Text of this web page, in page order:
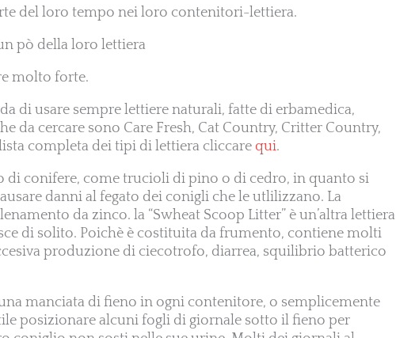
del loro tempo nei loro contenitori-lettiera.
pò della loro lettiera
molto forte.
di usare sempre lettiere naturali, fatte di erbamedica,
da cercare sono Care Fresh, Cat Country, Critter Country,
lista completa dei tipi di lettiera cliccare qui.
di conifere, come trucioli di pino o di cedro, in quanto si
danni al fegato dei conigli che le utlilizzano. La
da zinco. la “Swheat Scoop Litter” è un’altra lettiera
di solito. Poichè è costituita da frumento, contiene molti
produzione di ciecotrofo, diarrea, squilibrio batterico
manciata di fieno in ogni contenitore, o semplicemente
posizionare alcuni fogli di giornale sotto il fieno per